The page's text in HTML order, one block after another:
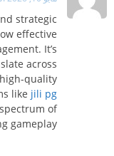
strategic
effective
It’s
across
quality
like jili pg
of
gameplay.